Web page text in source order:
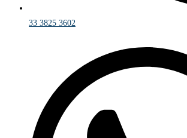
33 3825 3602